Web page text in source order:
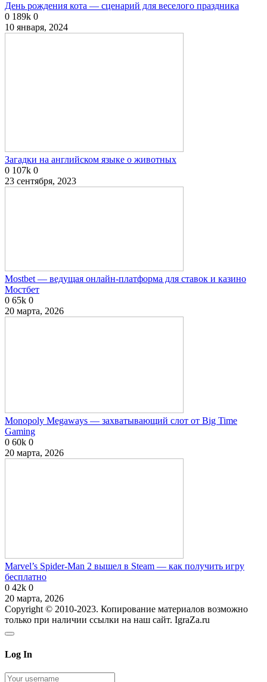
День рождения кота — сценарий для веселого праздника
0 189k 0
10 января, 2024
Загадки на английском языке о животных
0 107k 0
23 сентября, 2023
Mostbet — ведущая онлайн-платформа для ставок и казино
Мостбет
0 65k 0
20 марта, 2026
Monopoly Megaways — захватывающий слот от Big Time
Gaming
0 60k 0
20 марта, 2026
Marvel’s Spider-Man 2 вышел в Steam — как получить игру
бесплатно
0 42k 0
20 марта, 2026
Copyright © 2010-2023. Копирование материалов возможно
только при наличии ссылки на наш сайт. IgraZa.ru
Log In